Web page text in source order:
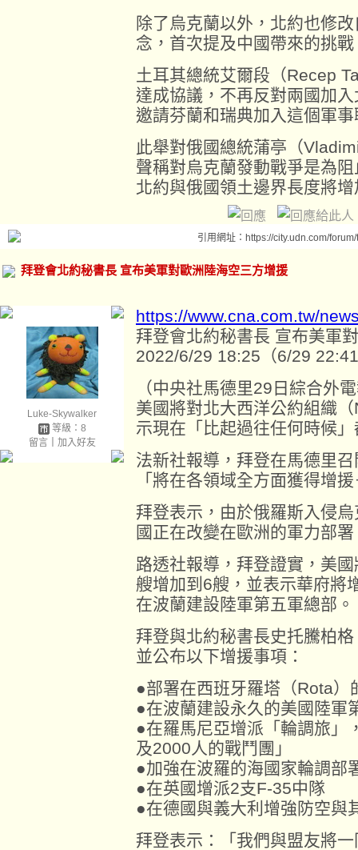
除了烏克蘭以外，北約也修
念，首次提及中國帶來的挑戰
土耳其總統艾爾段（Recep
達成協議，不再反對兩國加
邀請芬蘭和瑞典加入這個軍
此舉對俄國總統蒲亭（
聲稱對烏克蘭發動戰爭是為
北約與俄國領土邊界長度將
引用網址：https://city.udn.com/
拜登會北約秘書長 宣布美軍對歐洲陸海空三方增援
Luke-Skywalker
等級：8
留言｜ 加入好友
https://www.cna.com.tw/
拜登會北約秘書長 宣布美軍
2022/6/29 18:25（6/29
（中央社馬德里29日綜合外
美國將對北大西洋公約組織
示現在「比起過往任何時候
法新社報導，拜登在馬德里
「將在各領域全方面獲得增
拜登表示，由於俄羅斯入侵
國正在改變在歐洲的軍力部署
路透社報導，拜登證實，美
艘增加到6艘，並表示華府將
在波蘭建設陸軍第五軍總部。
拜登與北約秘書長史托騰柏
並公布以下增援事項：
●部署在西班牙羅塔（Rota）
●在波蘭建設永久的美國陸軍
●在羅馬尼亞增派「輪調旅」
及2000人的戰鬥團」
●加強在波羅的海國家輪調部
●在英國增派2支F-35中隊
●在德國與義大利增強防空與
拜登表示：「我們與盟友將